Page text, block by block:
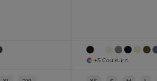
+5 Couleurs